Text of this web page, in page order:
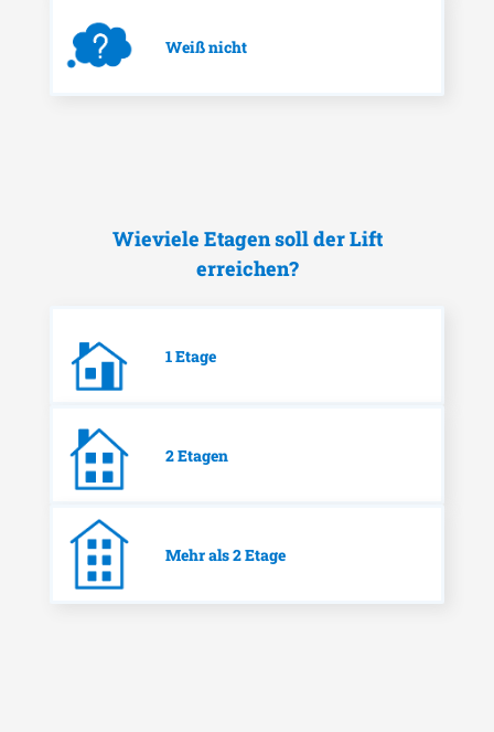
Weiß nicht
Wieviele Etagen soll der Lift
erreichen?
1 Etage
2 Etagen
Mehr als 2 Etage